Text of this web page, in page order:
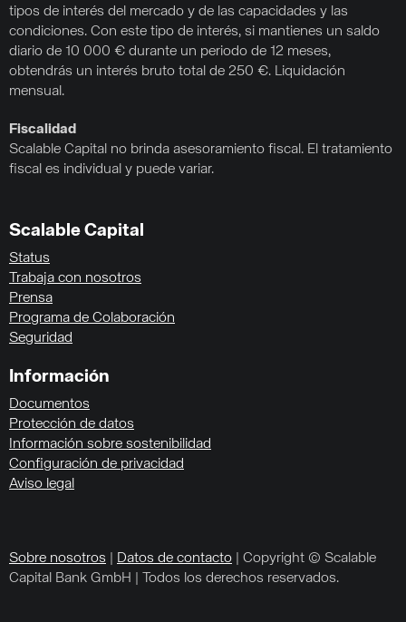
tipos de interés del mercado y de las capacidades y las
condiciones. Con este tipo de interés, si mantienes un saldo
diario de 10 000 € durante un periodo de 12 meses,
obtendrás un interés bruto total de 250 €. Liquidación
mensual.
Fiscalidad
Scalable Capital no brinda asesoramiento fiscal. El tratamiento
fiscal es individual y puede variar.
Scalable Capital
Status
Trabaja con nosotros
Prensa
Programa de Colaboración
Seguridad
Información
Documentos
Protección de datos
Información sobre sostenibilidad
Configuración de privacidad
Aviso legal
Sobre nosotros Datos de contacto | Copyright © Scalable
Capital Bank GmbH | Todos los derechos reservados.